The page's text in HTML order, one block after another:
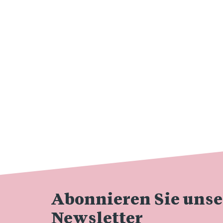
Abonnieren Sie
Newsletter